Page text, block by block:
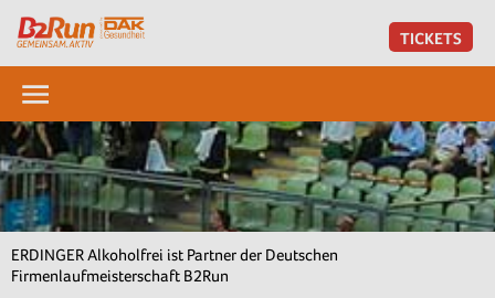
TICKETS
ERDINGER Alkoholfrei ist Partner der Deutschen
Firmenlaufmeisterschaft B2Run